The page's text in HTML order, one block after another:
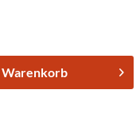
Warenkorb